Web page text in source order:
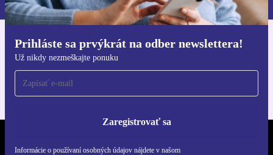
Prihláste sa prvýkrát na odber newslettera!
Už nikdy nezmeškajte ponuku
Zaregistrovať sa
Informácie o používaní osobných údajov nájdete v našom
Získajte aplikáciu refurbed
Pre iOS a Android